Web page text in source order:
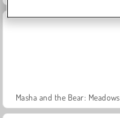
Masha and the Bear: Meadows